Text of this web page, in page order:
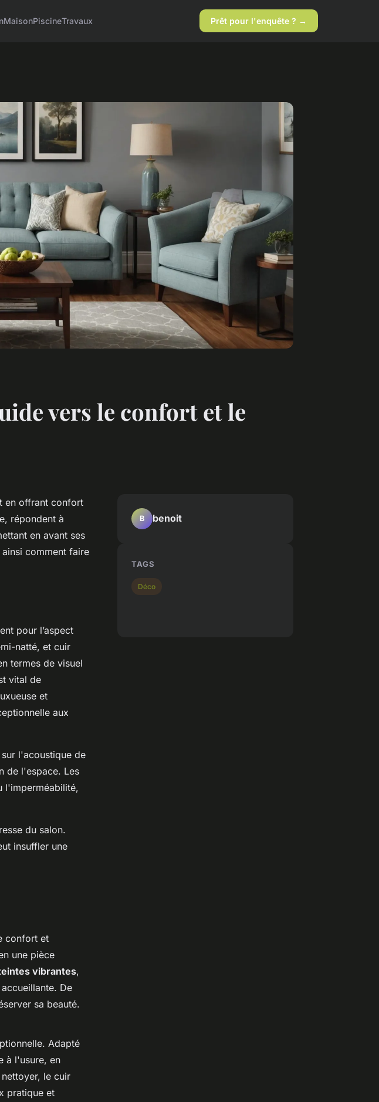
MaisonPiscineTravaux Prêt pour l'enquête ? →
vers le confort et le
en offrant confort
répondent à
en avant ses
comment faire
pour l’aspect
natté, et cuir
termes de visuel
vital de
et
aux
l'acoustique de
de l'espace. Les
l'imperméabilité,
du salon.
insuffler une
confort et
une pièce
vibrantes,
De
sa beauté.
Adapté
à l'usure, en
le cuir
pratique et
B benoit
TAGS
Déco